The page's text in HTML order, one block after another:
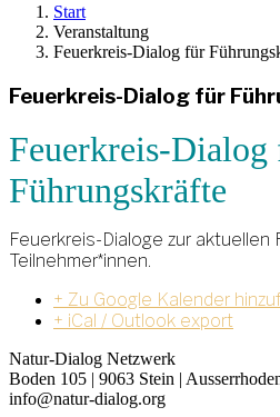
Start
Veranstaltung
Feuerkreis-Dialog für
Feuerkreis-Dialog für
Feuerkreis-Dialog
Führungskräfte
Feuerkreis-Dialoge zur aktuellen
Teilnehmer*innen.
+ Zu Google Kalender
+ iCal / Outlook export
Natur-Dialog Netzwerk
Boden 105 | 9063 Stein |
info@natur-dialog.org